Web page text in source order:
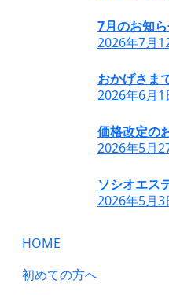
7月のお知
2026年7月
おかげさま
2026年6月
価格改定の
2026年5月
ソシオエス
2026年5月
HOME
初めての方へ